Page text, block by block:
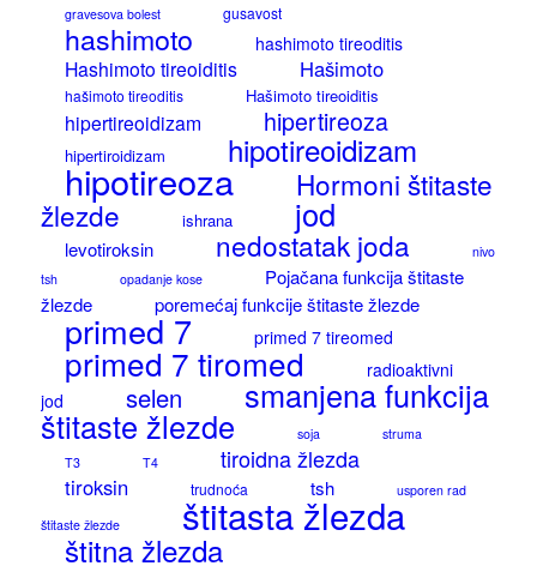
gravesova bolest gusavost
hashimoto hashimoto tireoditis
Hashimoto tireoiditis Hašimoto
hašimoto tireoditis Hašimoto tireoiditis
hipertireoidizam hipertireoza
hipertiroidizam hipotireoidizam
hipotireoza
Hormoni štitaste
žlezde
ishrana jod
levotiroksin nedostatak joda
nivo
tsh
opadanje kose
Pojačana funkcija štitaste
žlezde
poremećaj funkcije štitaste žlezde
primed 7 primed 7 tireomed
primed 7 tiromed
radioaktivni
jod
selen smanjena funkcija
štitaste žlezde soja
struma
T3
T4 tiroidna žlezda
tiroksin trudnoća tsh
usporen rad
štitaste žlezde
štitasta žlezda
štitna žlezda